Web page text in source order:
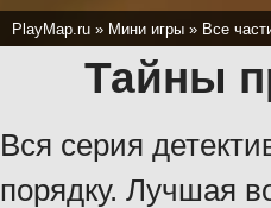
PlayMap.ru » Мини игры » Все
Тайны
Вся серия
порядку. Лучшая